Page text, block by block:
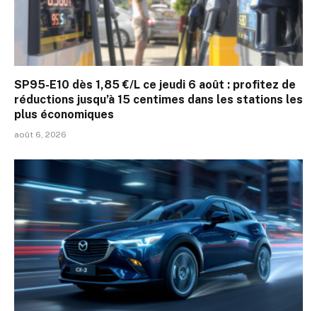
SP95-E10 dès 1,85 €/L ce jeudi 6 août : profitez de
réductions jusqu’à 15 centimes dans les stations les
plus économiques
août 6, 2026